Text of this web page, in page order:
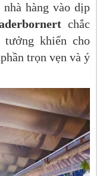
hàng vào dịp
chắc
khiến cho
trọn vẹn và ý